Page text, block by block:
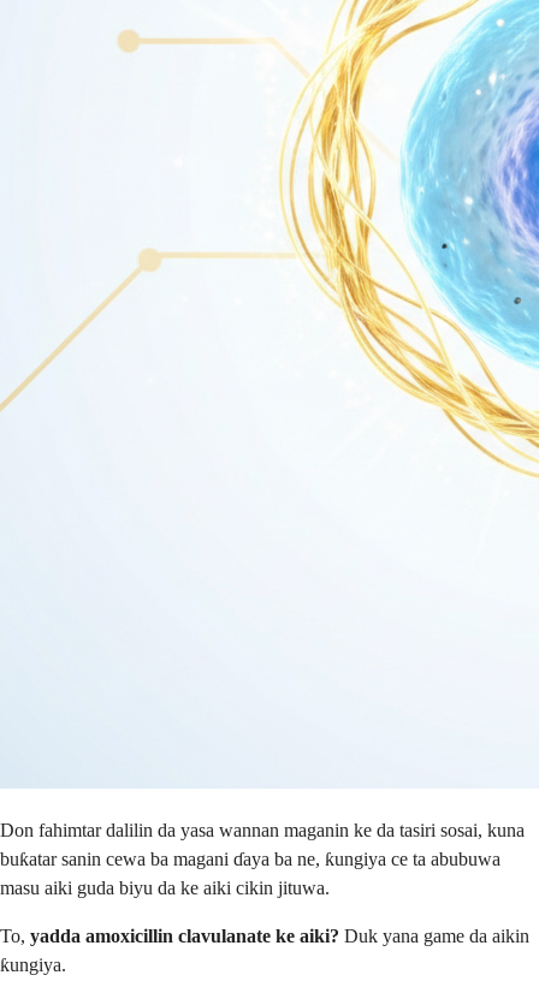
Don fahimtar dalilin da yasa wannan maganin ke da tasiri sosai, kuna
buƙatar sanin cewa ba magani ɗaya ba ne, ƙungiya ce ta abubuwa
masu aiki guda biyu da ke aiki cikin jituwa.
To, yadda amoxicillin clavulanate ke aiki? Duk yana game da aikin
ƙungiya.